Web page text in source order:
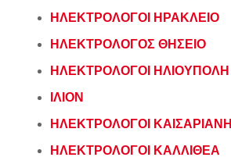
ΗΛΕΚΤΡΟΛΟΓΟΙ ΗΡΑΚΛΕΙΟ
ΗΛΕΚΤΡΟΛΟΓΟΣ ΘΗΣΕΙΟ
ΗΛΕΚΤΡΟΛΟΓΟΙ ΗΛΙΟΥΠΟΛΗ
ΙΛΙΟΝ
ΗΛΕΚΤΡΟΛΟΓΟΙ ΚΑΙΣΑΡΙΑΝΗ
ΗΛΕΚΤΡΟΛΟΓΟΙ ΚΑΛΛΙΘΕΑ